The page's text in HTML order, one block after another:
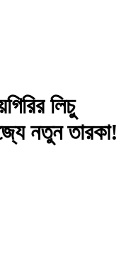
লিচু
নতুন তারকা!